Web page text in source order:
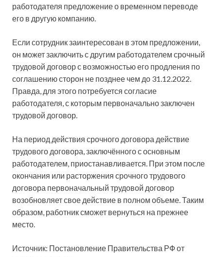
работодателя предложение о временном переводе
его в другую компанию.
Если сотрудник заинтересован в этом предложении,
он может заключить с другим работодателем срочный
трудовой договор с возможностью его продления по
соглашению сторон не позднее чем до 31.12.2022.
Правда, для этого потребуется согласие
работодателя, с которым первоначально заключен
трудовой договор.
На период действия срочного договора действие
трудового договора, заключённого с основным
работодателем, приостанавливается. При этом после
окончания или расторжения срочного трудового
договора первоначальный трудовой договор
возобновляет свое действие в полном объеме. Таким
образом, работник сможет вернуться на прежнее
место.
Источник: Постановление Правительства РФ от